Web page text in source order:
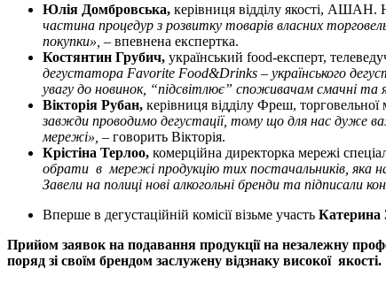
Юлія Домбровська, керівниця відділу якості, АШАН.
частина процедур з розвитку товарів власних
покупки», – впевнена експертка.
Костянтин Грубич, український food-експерт,
дегустатора Favorite Food&Drinks – українського
увагу до новинок, “підсвітлює” споживачам смачні та
Вікторія Рубан, керівниця відділу Фреш,
завжди проводимо дегустації, тому що для нас дуже
мережі», – говорить Вікторія.
Крістіна Терлоо, комерційна директорка мережі
обрати в мережі продукцію тих постачальників, яка
Завели на полиці нові алкогольні бренди та
Вперше в дегустаційній комісії візьме участь Катерина
Прийом заявок на подавання продукції на незалежну
поряд зі своїм брендом заслужену відзнаку високої якості.